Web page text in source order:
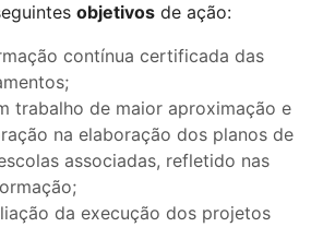
objetivos de ação:
contínua certificada das
trabalho de maior aproximação e
na elaboração dos planos de
associadas, refletido nas
da execução dos projetos